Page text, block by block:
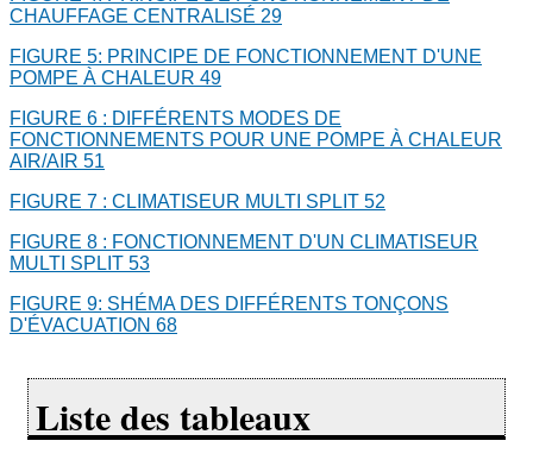
CHAUFFAGE CENTRALISÉ 29
FIGURE 5: PRINCIPE DE FONCTIONNEMENT D'UNE
POMPE À CHALEUR 49
FIGURE 6 : DIFFÉRENTS MODES DE
FONCTIONNEMENTS POUR UNE POMPE À CHALEUR
AIR/AIR 51
FIGURE 7 : CLIMATISEUR MULTI SPLIT 52
FIGURE 8 : FONCTIONNEMENT D'UN CLIMATISEUR
MULTI SPLIT 53
FIGURE 9: SHÉMA DES DIFFÉRENTS TONÇONS
D'ÉVACUATION 68
Liste des tableaux